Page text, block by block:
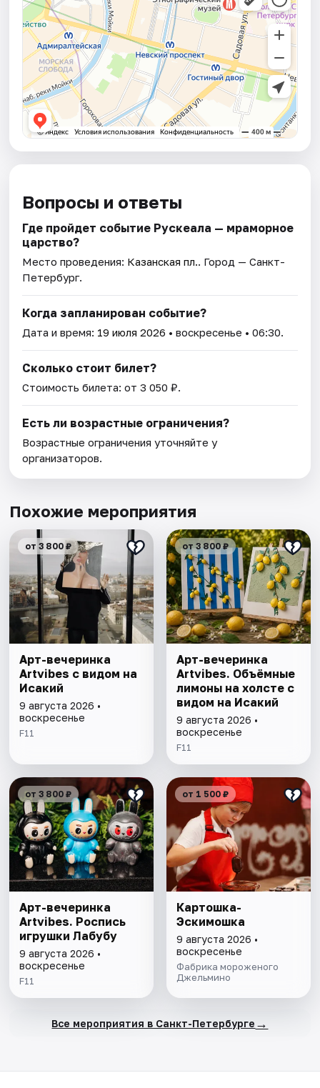
Вопросы и ответы
Где пройдет событие Рускеала — мраморное
царство?
Место проведения: Казанская пл.. Город — Санкт-
Петербург.
Когда запланирован событие?
Дата и время: 19 июля 2026 • воскресенье • 06:30.
Сколько стоит билет?
Стоимость билета: от 3 050 ₽.
Есть ли возрастные ограничения?
Возрастные ограничения уточняйте у
организаторов.
Похожие мероприятия
от 3 800 ₽
Арт-вечеринка
Artvibes с видом на
Исакий
9 августа 2026 •
воскресенье
F11
от 3 800 ₽
Арт-вечеринка
Artvibes. Объёмные
лимоны на холсте с
видом на Исакий
9 августа 2026 •
воскресенье
F11
от 3 800 ₽
Арт-вечеринка
Artvibes. Роспись
игрушки Лабубу
9 августа 2026 •
воскресенье
F11
от 1 500 ₽
Картошка-
Эскимошка
9 августа 2026 •
воскресенье
Фабрика мороженого
Джельмино
Все мероприятия в Санкт-Петербурге →